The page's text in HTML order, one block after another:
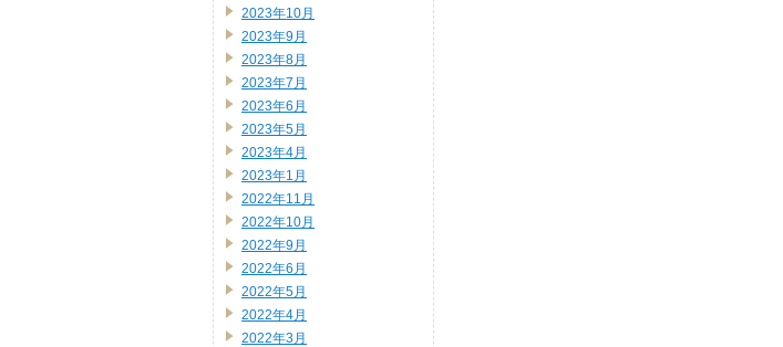
2023年10月
2023年9月
2023年8月
2023年7月
2023年6月
2023年5月
2023年4月
2023年1月
2022年11月
2022年10月
2022年9月
2022年6月
2022年5月
2022年4月
2022年3月